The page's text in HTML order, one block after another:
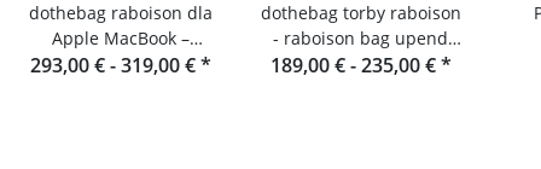
dothebag raboison dla
Apple MacBook –
skórzana torba na
293,00 € -319,00 €*
dothebag torby raboison
- raboison bag upend
Format pionowy toro
189,00 € -235,00 €*